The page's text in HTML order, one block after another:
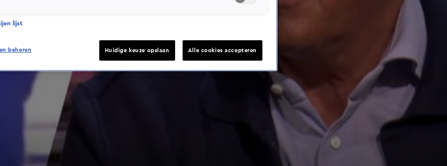
lijst
beheren Huidige keuze opslaan Alle cookies accepteren